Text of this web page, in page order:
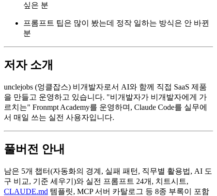
싶은 분
프롬프트 팁은 많이 봤는데 정작 일하는 방식은 안 바뀐
분
저자 소개
unclejobs (엉클잡스) 비개발자로서 AI와 함께 직접 SaaS 제품
을 만들고 운영하고 있습니다. "비개발자가 비개발자에게 가
르치는" Fronmpt Academy를 운영하며, Claude Code를 실무에
서 매일 쓰는 실전 사용자입니다.
풀버전 안내
남은 5개 챕터(자동화의 경계, 실패 패턴, 직무별 활용법, AI 도
구 비교, 기준 세우기)와 실전 프롬프트 24개, 치트시트,
CLAUDE.md 템플릿, MCP 서버 카탈로그 등 8종 부록이 포함